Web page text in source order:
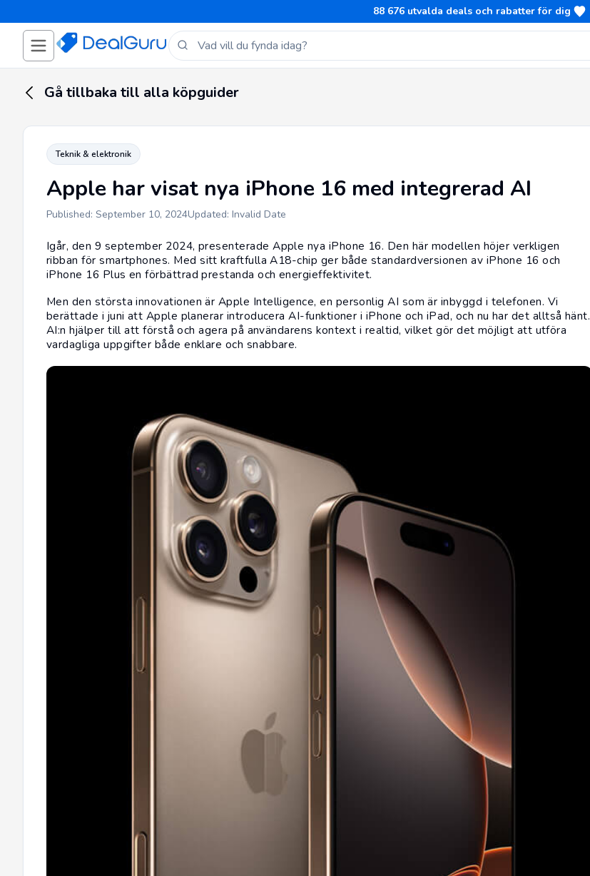
88 676 utvalda deals och rabatter för dig
Gå tillbaka till alla köpguider
Teknik & elektronik
Apple har visat nya iPhone 16 med integrerad AI
Published: September 10, 2024Updated: Invalid Date
Igår, den 9 september 2024, presenteradeApple nya iPhone 16. Den här modellen höjer verkligen
ribban försmartphones. Med sitt kraftfulla A18-chip ger både standardversionen av iPhone 16 och
iPhone 16 Plus en förbättrad prestanda och energieffektivitet.
Men den största innovationen är Apple Intelligence, en personlig AI som är inbyggd i telefonen. Vi
berättade i juni att Apple planerar introducera AI-funktioner i iPhone och iPad, och nu har det alltså hänt.
AI:n hjälper till att förstå och agera på användarens kontext i realtid, vilket gör det möjligt att utföra
vardagliga uppgifter både enklare och snabbare.